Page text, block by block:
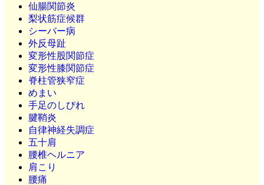
仙腸関節炎
梨状筋症候群
シーバー病
外反母趾
変形性股関節症
変形性膝関節症
脊柱管狭窄症
めまい
手足のしびれ
腱鞘炎
自律神経失調症
五十肩
腰椎ヘルニア
肩こり
腰痛